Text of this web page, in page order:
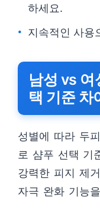
하세요.
지속적인 사용
남성 vs 여
택 기준 차
성별에 따라 두
로 샴푸 선택 기
강력한 피지 제
자극 완화 기능